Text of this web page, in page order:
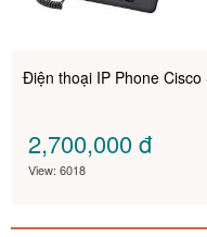
Điện thoại IP Phone Cisco
2,700,000đ
View: 6018